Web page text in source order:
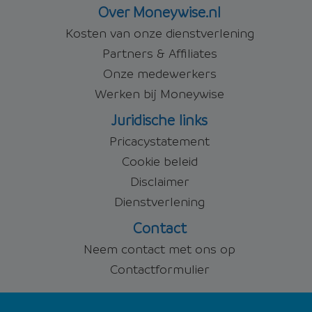
Over Moneywise.nl
Kosten van onze dienstverlening
Partners & Affiliates
Onze medewerkers
Werken bij Moneywise
Juridische links
Pricacystatement
Cookie beleid
Disclaimer
Dienstverlening
Contact
Neem contact met ons op
Contactformulier